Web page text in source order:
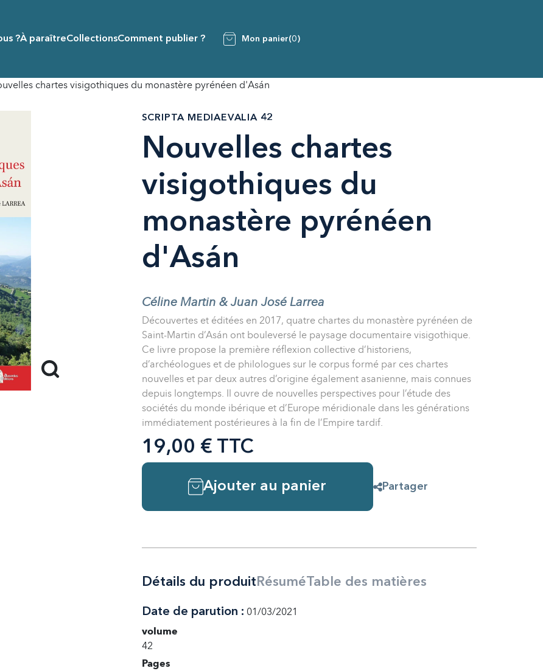
?À paraîtreCollectionsComment publier ? Mon panier(0)
chartes visigothiques du monastère pyrénéen d'Asán
SCRIPTA MEDIAEVALIA 42
Nouvelles chartes
visigothiques du
monastère pyrénéen
d'Asán
Céline Martin & Juan José Larrea
Découvertes et éditées en 2017, quatre chartes du monastère pyrénéen de
Saint-Martin d’Asán ont bouleversé le paysage documentaire visigothique.
Ce livre propose la première réflexion collective d’historiens,
d’archéologues et de philologues sur le corpus formé par ces chartes
nouvelles et par deux autres d’origine également asanienne, mais connues
depuis longtemps. Il ouvre de nouvelles perspectives pour l’étude des
sociétés du monde ibérique et d’Europe méridionale dans les générations
immédiatement postérieures à la fin de l’Empire tardif.
19,00 € TTC
Ajouter au panier Partager
Détails du produit RésuméTable des matières
Date de parution : 01/03/2021
volume
42
Pages